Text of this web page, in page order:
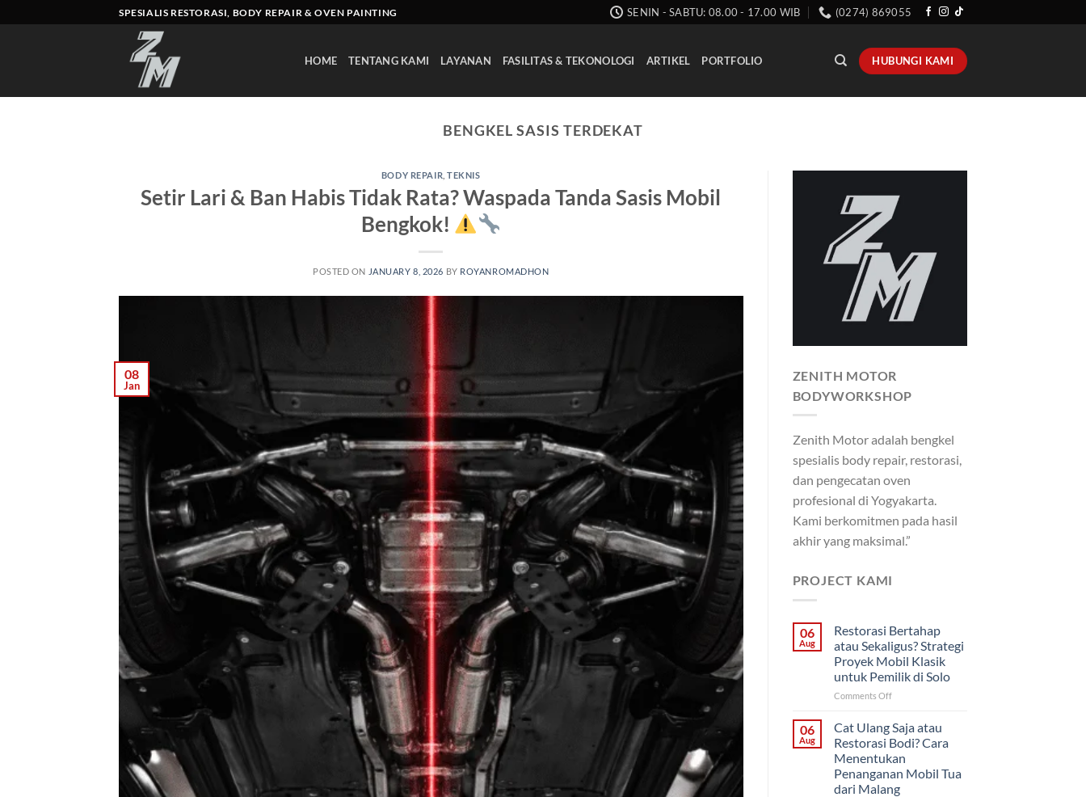
to
SPESIALIS RESTORASI, BODY REPAIR & OVEN PAINTING SENIN - SABTU: 08.00 - 17.00 WIB (0274) 869055
HOME TENTANG KAMI LAYANAN FASILITAS & TEKONOLOGI ARTIKEL PORTFOLIO HUBUNGI KAMI
BENGKEL SASIS TERDEKAT
BODY REPAIR ,TEKNIS
Setir Lari & Ban Habis Tidak Rata? Waspada Tanda Sasis Mobil
Bengkok!
POSTED ON JANUARY 8, 2026 BY ROYANROMADHON
08
Jan
ZENITH MOTOR
BODYWORKSHOP
Zenith Motor adalah bengkel
spesialis body repair, restorasi,
dan pengecatan oven
profesional di Yogyakarta.
Kami berkomitmen pada hasil
akhir yang maksimal.”
PROJECT KAMI
06
Aug
Restorasi Bertahap
atau Sekaligus? Strategi
Proyek Mobil Klasik
untuk Pemilik di Solo
Comments Offon
Bertahap
atau
Sekaligus?
Strategi
Proyek
Mobil
06
Aug
Cat Ulang Saja atau
Restorasi Bodi? Cara
Menentukan
Penanganan Mobil Tua
dari Malang